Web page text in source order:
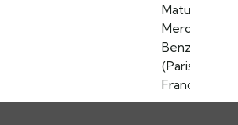
Matussiere
Mercedes
Benz
(Paris,
France)